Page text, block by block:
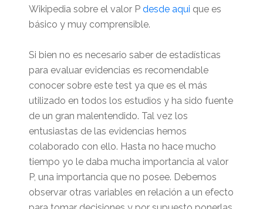
Wikipedia sobre el valor P desde aqui que es
básico y muy comprensible.
Si bien no es necesario saber de estadísticas
para evaluar evidencias es recomendable
conocer sobre este test ya que es el más
utilizado en todos los estudios y ha sido fuente
de un gran malentendido. Tal vez los
entusiastas de las evidencias hemos
colaborado con ello. Hasta no hace mucho
tiempo yo le daba mucha importancia al valor
P, una importancia que no posee. Debemos
observar otras variables en relación a un efecto